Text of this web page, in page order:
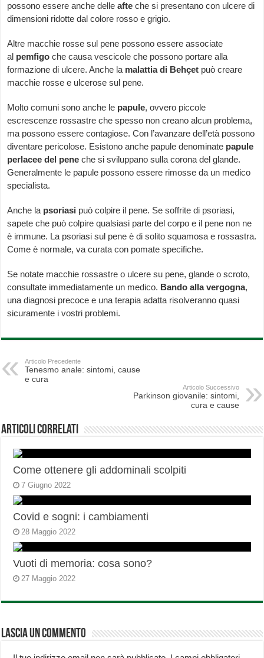
possono essere anche delleafte che si presentano con ulcere di
dimensioni ridotte dal colore rosso e grigio.
Altre macchie rosse sul pene possono essere associate
al pemfigoche causa vescicole che possono portare alla
formazione di ulcere. Anche la malattia di Behçet può creare
macchie rosse e ulcerose sul pene.
Molto comuni sono anche le papule, ovvero piccole
escrescenze rossastre che spesso non creano alcun problema,
ma possono essere contagiose. Con l’avanzare dell’età possono
diventare pericolose. Esistono anche papule denominate papule
perlacee del peneche si sviluppano sulla corona del glande.
Generalmente le papule possono essere rimosse da un medico
specialista.
Anche la psoriasi può colpire il pene. Se soffrite di psoriasi,
sapete che può colpire qualsiasi parte del corpo e il pene non ne
è immune. La psoriasi sul pene è di solito squamosa e rossastra.
Come è normale, va curata con pomate specifiche.
Se notate macchie rossastre o ulcere su pene, glande o scroto,
consultate immediatamente un medico. Bando alla vergogna,
una diagnosi precoce e una terapia adatta risolveranno quasi
sicuramente i vostri problemi.
Articolo Precedente
Tenesmo anale: sintomi, cause
e cura
Articolo Successivo
Parkinson giovanile: sintomi,
cura e cause
Articoli correlati
Come ottenere gli addominali scolpiti
7 Giugno 2022
Covid e sogni: i cambiamenti
28 Maggio 2022
Vuoti di memoria: cosa sono?
27 Maggio 2022
Lascia un commento